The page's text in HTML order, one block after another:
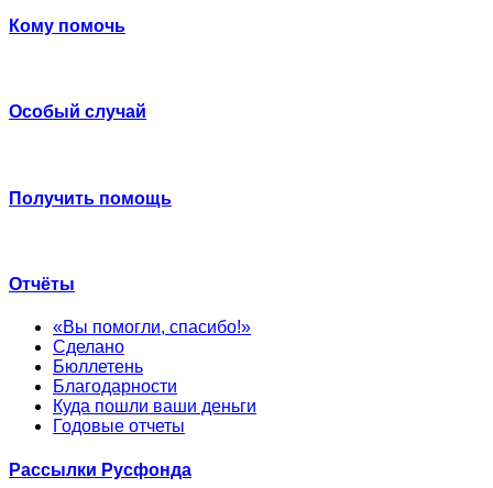
Кому помочь
Особый случай
Получить помощь
Отчёты
«Вы помогли, спасибо!»
Сделано
Бюллетень
Благодарности
Куда пошли ваши деньги
Годовые отчеты
Рассылки Русфонда